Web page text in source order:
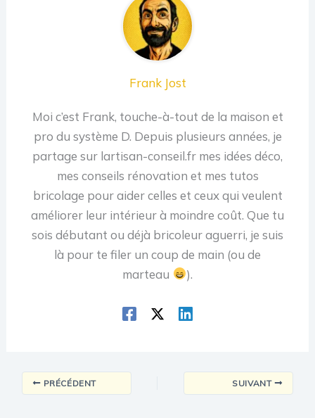
Frank Jost
Moi c’est Frank, touche-à-tout de la maison et
pro du système D. Depuis plusieurs années, je
partage sur lartisan-conseil.fr mes idées déco,
mes conseils rénovation et mes tutos
bricolage pour aider celles et ceux qui veulent
améliorer leur intérieur à moindre coût. Que tu
sois débutant ou déjà bricoleur aguerri, je suis
là pour te filer un coup de main (ou de
marteau
).
PRÉCÉDENT SUIVANT